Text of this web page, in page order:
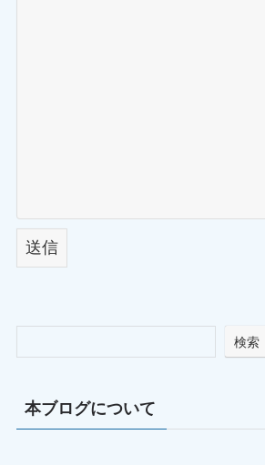
検索
本ブログについて